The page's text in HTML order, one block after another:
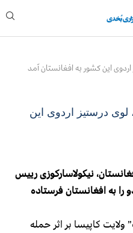
این کشور به افغانستان آمد
لوی درستیز اردوی این
نیکولاسارکوزی رییس
را به افغانستان فرستاده
ولایت کاپیسا بر اثر حمله